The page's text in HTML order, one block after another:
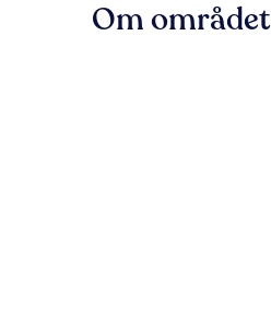
Om området